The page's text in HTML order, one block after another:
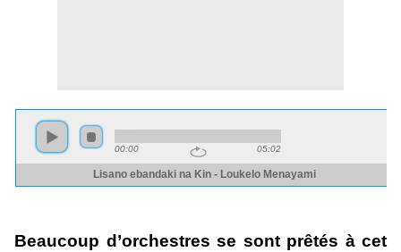
Beaucoup d’orchestres se sont prêtés à cet